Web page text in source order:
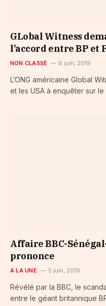
GLobal Witness
l’accord entre BP et
NON CLASSÉ 6 juin, 2019
L’ONG américaine Global
et les USA à enquêter sur
Affaire BBC-
prononce
A LA UNE 5 juin, 2019
Révélé par la BBC, le
entre le géant britannique